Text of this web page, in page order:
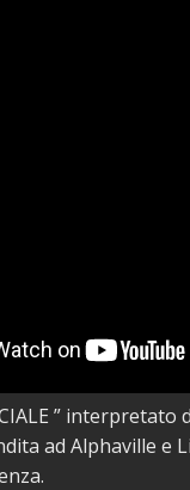
”
ad Alphaville e